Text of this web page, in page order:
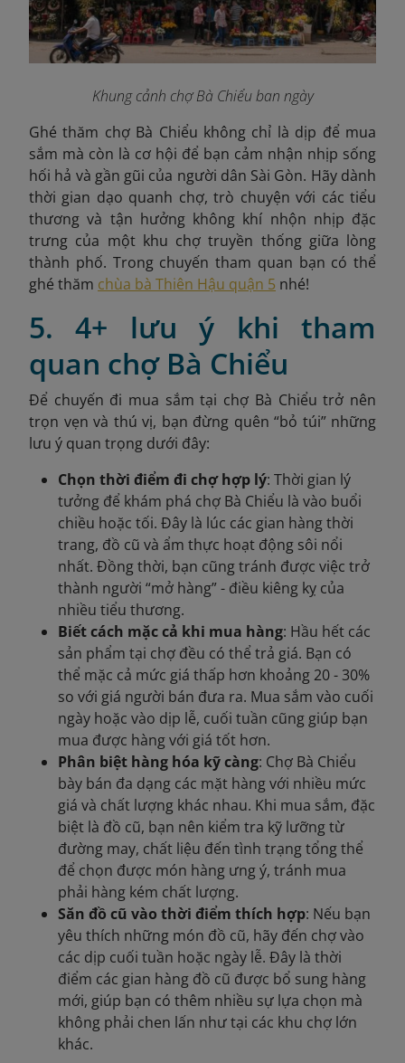
Khung cảnh chợ Bà Chiểu ban ngày
Ghé thăm chợ Bà Chiểu không chỉ là dịp để mua
sắm mà còn là cơ hội để bạn cảm nhận nhịp sống
hối hả và gần gũi của người dân Sài Gòn. Hãy dành
thời gian dạo quanh chợ, trò chuyện với các tiểu
thương và tận hưởng không khí nhộn nhịp đặc
trưng của một khu chợ truyền thống giữa lòng
thành phố. Trong chuyến tham quan bạn có thể
ghé thăm chùa bà Thiên Hậu quận 5 nhé!
5. 4+ lưu ý khi tham
quan chợ Bà Chiểu
Để chuyến đi mua sắm tại chợ Bà Chiểu trở nên
trọn vẹn và thú vị, bạn đừng quên “bỏ túi” những
lưu ý quan trọng dưới đây:
Chọn thời điểm đi chợ hợp lý: Thời gian lý
tưởng để khám phá chợ Bà Chiểu là vào buổi
chiều hoặc tối. Đây là lúc các gian hàng thời
trang, đồ cũ và ẩm thực hoạt động sôi nổi
nhất. Đồng thời, bạn cũng tránh được việc trở
thành người “mở hàng” - điều kiêng kỵ của
nhiều tiểu thương.
Biết cách mặc cả khi mua hàng: Hầu hết các
sản phẩm tại chợ đều có thể trả giá. Bạn có
thể mặc cả mức giá thấp hơn khoảng 20 - 30%
so với giá người bán đưa ra. Mua sắm vào cuối
ngày hoặc vào dịp lễ, cuối tuần cũng giúp bạn
mua được hàng với giá tốt hơn.
Phân biệt hàng hóa kỹ càng: Chợ Bà Chiểu
bày bán đa dạng các mặt hàng với nhiều mức
giá và chất lượng khác nhau. Khi mua sắm, đặc
biệt là đồ cũ, bạn nên kiểm tra kỹ lưỡng từ
đường may, chất liệu đến tình trạng tổng thể
để chọn được món hàng ưng ý, tránh mua
phải hàng kém chất lượng.
Săn đồ cũ vào thời điểm thích hợp: Nếu bạn
yêu thích những món đồ cũ, hãy đến chợ vào
các dịp cuối tuần hoặc ngày lễ. Đây là thời
điểm các gian hàng đồ cũ được bổ sung hàng
mới, giúp bạn có thêm nhiều sự lựa chọn mà
không phải chen lấn như tại các khu chợ lớn
khác.